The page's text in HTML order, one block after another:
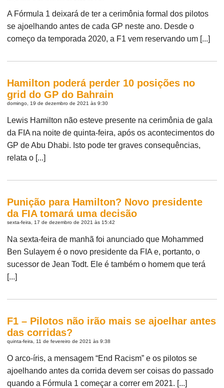
A Fórmula 1 deixará de ter a cerimônia formal dos pilotos
se ajoelhando antes de cada GP neste ano. Desde o
começo da temporada 2020, a F1 vem reservando um [...]
Hamilton poderá perder 10 posições no
grid do GP do Bahrain
domingo, 19 de dezembro de 2021 às 9:30
Lewis Hamilton não esteve presente na cerimônia de gala
da FIA na noite de quinta-feira, após os acontecimentos do
GP de Abu Dhabi. Isto pode ter graves consequências,
relata o [...]
Punição para Hamilton? Novo presidente
da FIA tomará uma decisão
sexta-feira, 17 de dezembro de 2021 às 15:42
Na sexta-feira de manhã foi anunciado que Mohammed
Ben Sulayem é o novo presidente da FIA e, portanto, o
sucessor de Jean Todt. Ele é também o homem que terá
[...]
F1 – Pilotos não irão mais se ajoelhar antes
das corridas?
quinta-feira, 11 de fevereiro de 2021 às 9:38
O arco-íris, a mensagem “End Racism” e os pilotos se
ajoelhando antes da corrida devem ser coisas do passado
quando a Fórmula 1 começar a correr em 2021. [...]